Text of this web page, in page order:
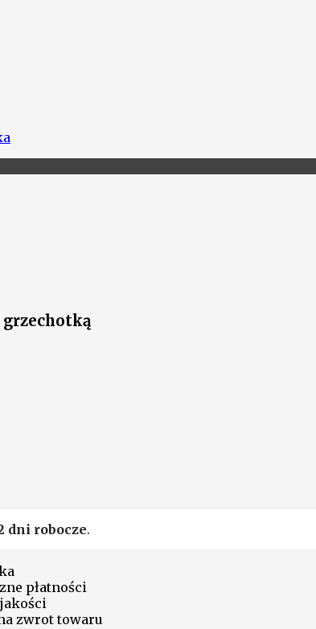
grzechotką
dni robocze.
płatności
zwrot towaru